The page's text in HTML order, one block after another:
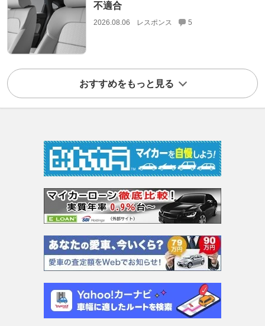
不適合
2026.08.06 レスポンス 5
おすすめをもっと見る